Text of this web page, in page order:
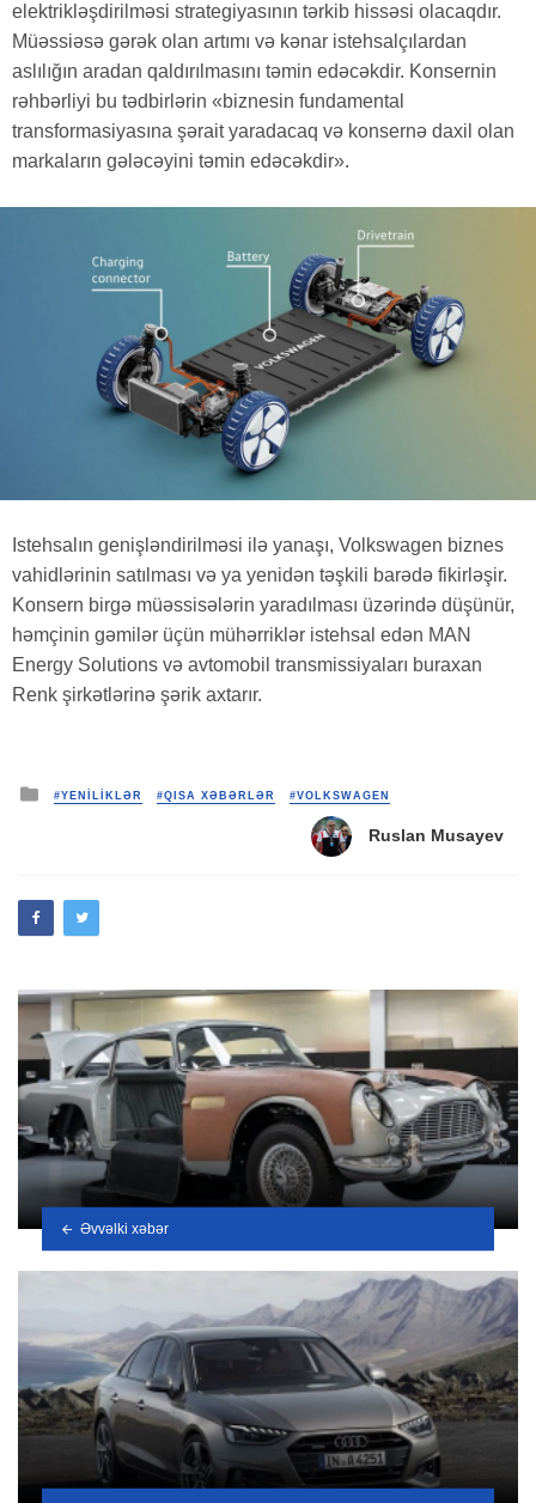
elektrikləşdirilməsi strategiyasının tərkib hissəsi olacaqdır.
Müəssiəsə gərək olan artımı və kənar istehsalçılardan
aslılığın aradan qaldırılmasını təmin edəcəkdir. Konsernin
rəhbərliyi bu tədbirlərin «biznesin fundamental
transformasiyasına şərait yaradacaq və konsernə daxil olan
markaların gələcəyini təmin edəcəkdir».
Istehsalın genişləndirilməsi ilə yanaşı, Volkswagen biznes
vahidlərinin satılması və ya yenidən təşkili barədə fikirləşir.
Konsern birgə müəssisələrin yaradılması üzərində düşünür,
həmçinin gəmilər üçün mühərriklər istehsal edən MAN
Energy Solutions və avtomobil transmissiyaları buraxan
Renk şirkətlərinə şərik axtarır.
Posted
in
#YENİLİKLƏR #QISA XƏBƏRLƏR #VOLKSWAGEN
Ruslan Musayev
Əvvəlki xəbər